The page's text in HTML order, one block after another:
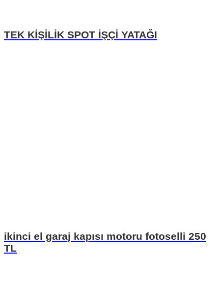
TEK KİŞİLİK SPOT İŞÇİ YATAĞI
ikinci el garaj kapısı motoru fotoselli 250
TL